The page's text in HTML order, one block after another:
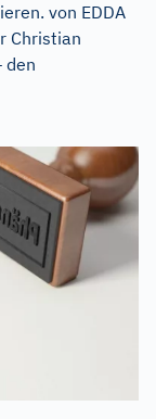
von EDDA
Christian
den